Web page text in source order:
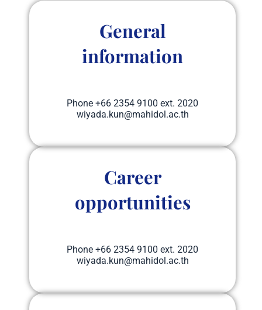
General
information
Phone​ +66 2354 9100 ext. 2020
wiyada.kun@mahidol.ac.th
Career
opportunities
Phone​ +66 2354 9100 ext. 2020
wiyada.kun@mahidol.ac.th